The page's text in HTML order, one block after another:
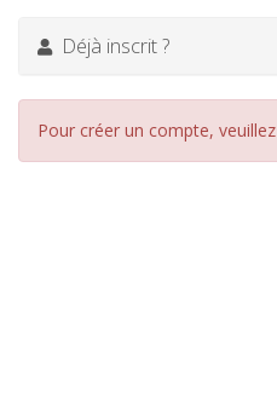
Déjà inscrit ?
Pour créer un compte, veuillez